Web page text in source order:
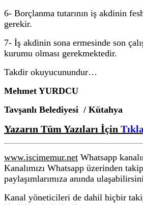
6- Borçlanma tutarının iş akdinin
gerekir.
7- İş akdinin sona ermesinde son
kurumu olması gerekmektedir.
Takdir okuyucunundur…
Mehmet YURDCU
Tavşanlı Belediyesi / Kütahya
Yazarın Tüm Yazıları İçin
www.iscimemur.net Whatsapp
Kanalımızı Whatsapp üzerinden
paylaşımlarımıza anında
Kanal yöneticileri de dahil hiçbir